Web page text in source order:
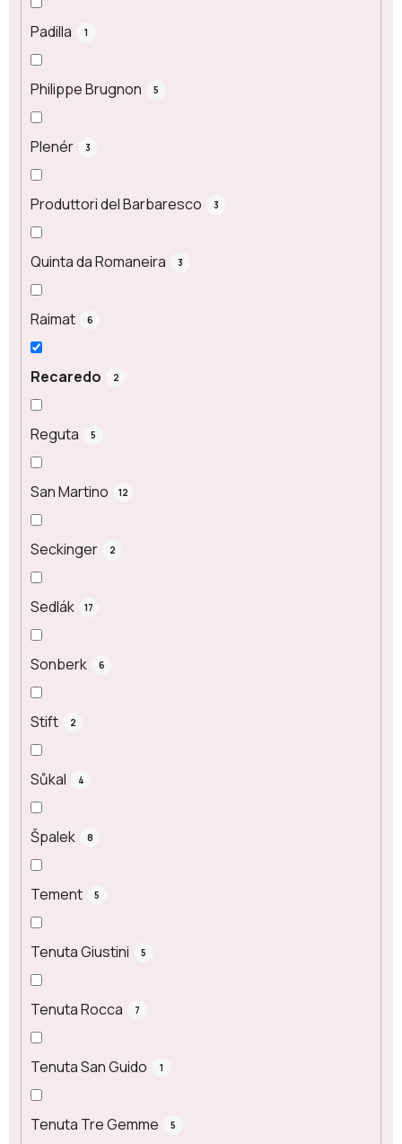
Padilla 1
Philippe Brugnon 5
Plenér 3
Produttori del Barbaresco 3
Quinta da Romaneira 3
Raimat 6
Recaredo 2
Reguta 5
San Martino 12
Seckinger 2
Sedlák 17
Sonberk 6
Stift 2
Sůkal 4
Špalek 8
Tement 5
Tenuta Giustini 5
Tenuta Rocca 7
Tenuta San Guido 1
Tenuta Tre Gemme 5